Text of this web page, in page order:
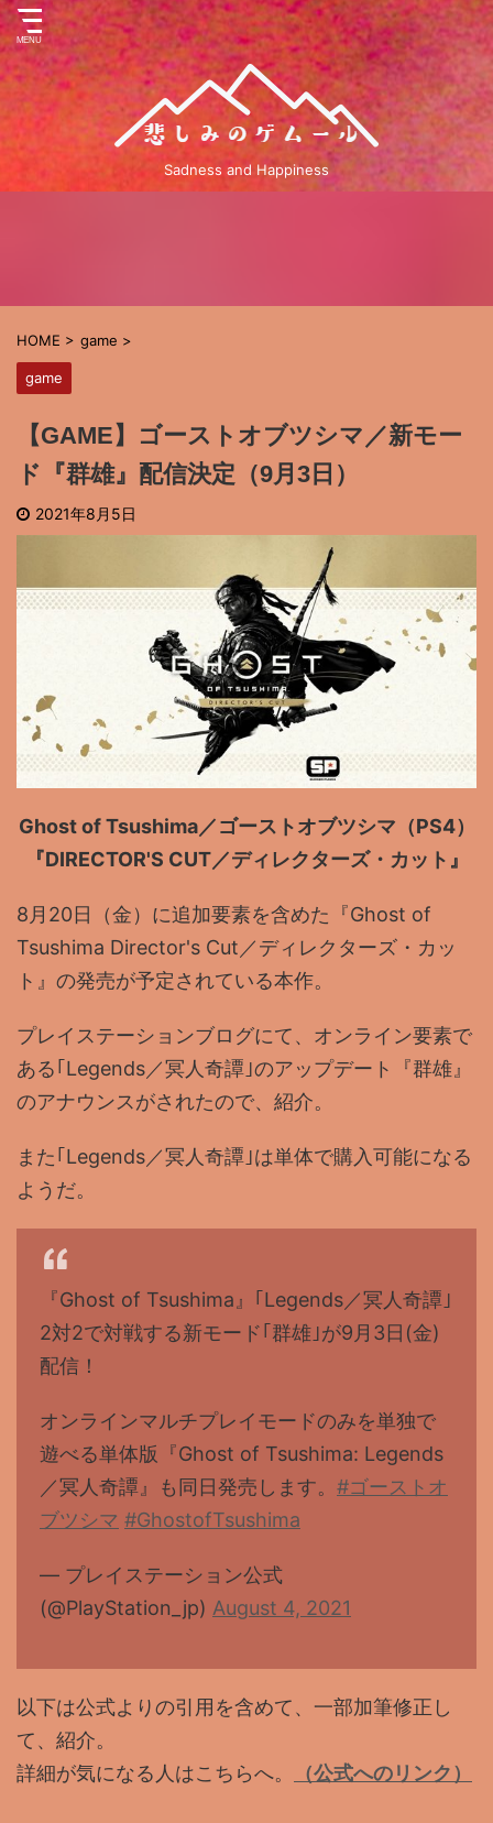
Sadness and Happiness
HOME > game >
game
【GAME】ゴーストオブツシマ／新モー
ド『群雄』配信決定（9月3日）
2021年8月5日
Ghost of Tsushima／ゴーストオブツシマ（PS4）
『DIRECTOR'S CUT／ディレクターズ・カット』
8月20日（金）に追加要素を含めた『Ghost of
Tsushima Director's Cut／ディレクターズ・カッ
ト』の発売が予定されている本作。
プレイステーションブログにて、オンライン要素で
ある｢Legends／冥人奇譚｣のアップデート『群雄』
のアナウンスがされたので、紹介。
また｢Legends／冥人奇譚｣は単体で購入可能になる
ようだ。
『Ghost of Tsushima』｢Legends／冥人奇譚｣
2対2で対戦する新モード｢群雄｣が9月3日(金)
配信！
オンラインマルチプレイモードのみを単独で
遊べる単体版『Ghost of Tsushima: Legends
／冥人奇譚』も同日発売します。 #ゴーストオ
ブツシマ #GhostofTsushima
— プレイステーション公式
(@PlayStation_jp) August 4, 2021
以下は公式よりの引用を含めて、一部加筆修正し
て、紹介。
詳細が気になる人はこちらへ。
（公式へのリンク）